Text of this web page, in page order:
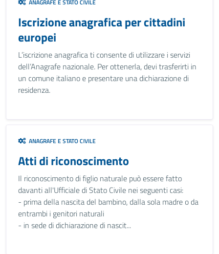
ANAGRAFE E STATO CIVILE
Iscrizione anagrafica per cittadini
europei
L’iscrizione anagrafica ti consente di utilizzare i servizi
dell’Anagrafe nazionale. Per ottenerla, devi trasferirti in
un comune italiano e presentare una dichiarazione di
residenza.
ANAGRAFE E STATO CIVILE
Atti di riconoscimento
Il riconoscimento di figlio naturale può essere fatto
davanti all'Ufficiale di Stato Civile nei seguenti casi:
- prima della nascita del bambino, dalla sola madre o da
entrambi i genitori naturali
- in sede di dichiarazione di nascit...